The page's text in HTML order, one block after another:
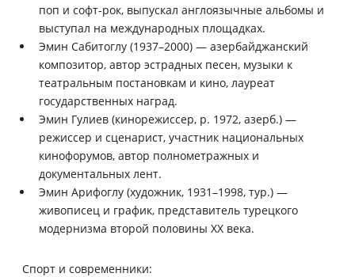
поп и софт-рок, выпускал англоязычные альбомы и
выступал на международных площадках.
Эмин Сабитоглу (1937–2000) — азербайджанский
композитор, автор эстрадных песен, музыки к
театральным постановкам и кино, лауреат
государственных наград.
Эмин Гулиев (кинорежиссер, р. 1972, азерб.) —
режиссер и сценарист, участник национальных
кинофорумов, автор полнометражных и
документальных лент.
Эмин Арифоглу (художник, 1931–1998, тур.) —
живописец и график, представитель турецкого
модернизма второй половины XX века.
Спорт и современники: